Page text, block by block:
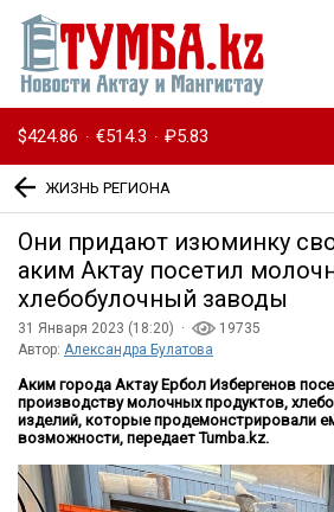
$424.86 · €514.3 · ₽5.83
ЖИЗНЬ РЕГИОНА
Они придают изюминку
аким Актау посетил
хлебобулочный заводы
31 Января 2023 (18:20) ·
19735
Автор: Александра Булатова
Аким города Актау Ербол Избергенов
производству молочных продуктов,
изделий, которые продемонстрировали
возможности, передает Tumba.kz.